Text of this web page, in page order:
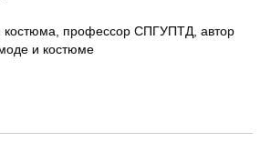
костюма, профессор СПГУПТД, автор
и костюме